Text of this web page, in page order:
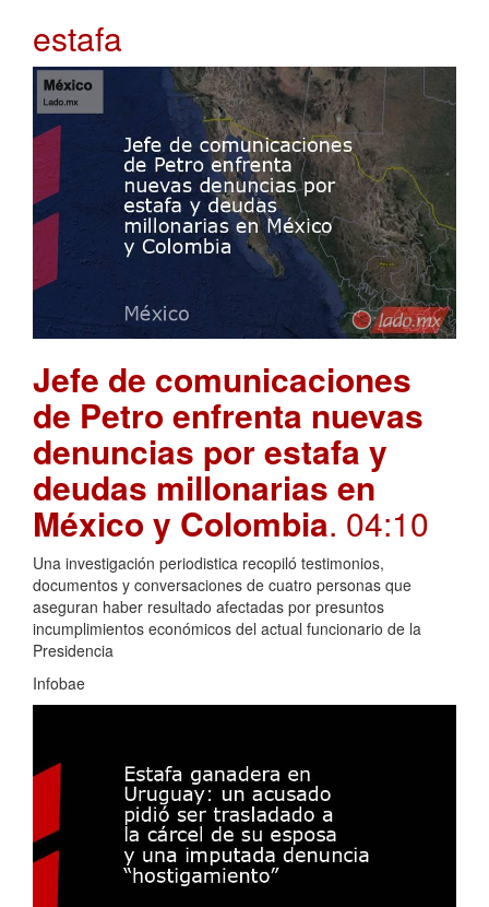
estafa
Jefe de comunicaciones
de Petro enfrenta nuevas
denuncias por estafa y
deudas millonarias en
México y Colombia. 04:10
Una investigación periodistica recopiló testimonios,
documentos y conversaciones de cuatro personas que
aseguran haber resultado afectadas por presuntos
incumplimientos económicos del actual funcionario de la
Presidencia
Infobae